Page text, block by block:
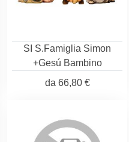
SI S.Famiglia Simon
+Gesú Bambino
da 66,80 €